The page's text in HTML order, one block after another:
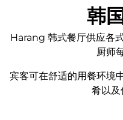
韩
Harang 韩式餐厅供应各
厨师
宾客可在舒适的用餐环境
肴以及